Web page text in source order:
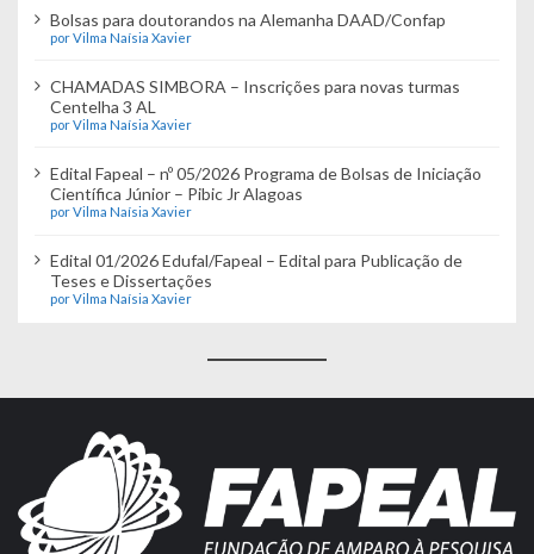
Bolsas para doutorandos na Alemanha DAAD/Confap
por Vilma Naísia Xavier
CHAMADAS SIMBORA – Inscrições para novas turmas
Centelha 3 AL
por Vilma Naísia Xavier
Edital Fapeal – nº 05/2026 Programa de Bolsas de Iniciação
Científica Júnior – Pibic Jr Alagoas
por Vilma Naísia Xavier
Edital 01/2026 Edufal/Fapeal – Edital para Publicação de
Teses e Dissertações
por Vilma Naísia Xavier